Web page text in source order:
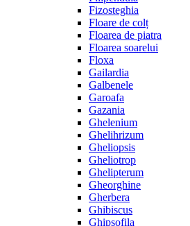
Fizosteghia
Floare de colț
Floarea de piatra
Floarea soarelui
Floxa
Gailardia
Galbenele
Garoafa
Gazania
Ghelenium
Ghelihrizum
Gheliopsis
Gheliotrop
Ghelipterum
Gheorghine
Gherbera
Ghibiscus
Ghipsofila